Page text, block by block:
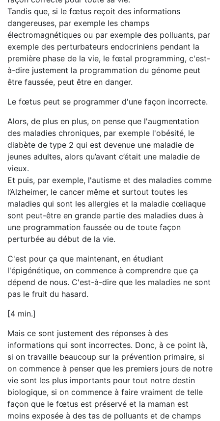
Tandis que, si le fœtus reçoit des informations
dangereuses, par exemple les champs
électromagnétiques ou par exemple des polluants, par
exemple des perturbateurs endocriniens pendant la
première phase de la vie, le fœtal programming, c'est-
à-dire justement la programmation du génome peut
être faussée, peut être en danger.
Le fœtus peut se programmer d'une façon incorrecte.
Alors, de plus en plus, on pense que l'augmentation
des maladies chroniques, par exemple l'obésité, le
diabète de type 2 qui est devenue une maladie de
jeunes adultes, alors qu’avant c’était une maladie de
vieux.
Et puis, par exemple, l'autisme et des maladies comme
l’Alzheimer, le cancer même et surtout toutes les
maladies qui sont les allergies et la maladie cœliaque
sont peut-être en grande partie des maladies dues à
une programmation faussée ou de toute façon
perturbée au début de la vie.
C'est pour ça que maintenant, en étudiant
l'épigénétique, on commence à comprendre que ça
dépend de nous. C'est-à-dire que les maladies ne sont
pas le fruit du hasard.
[4 min.]
Mais ce sont justement des réponses à des
informations qui sont incorrectes. Donc, à ce point là,
si on travaille beaucoup sur la prévention primaire, si
on commence à penser que les premiers jours de notre
vie sont les plus importants pour tout notre destin
biologique, si on commence à faire vraiment de telle
façon que le fœtus est préservé et la maman est
moins exposée à des tas de polluants et de champs